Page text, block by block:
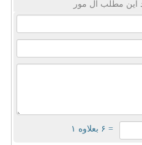
این مطلب ال مور
= ۶ بعلاوه ۱